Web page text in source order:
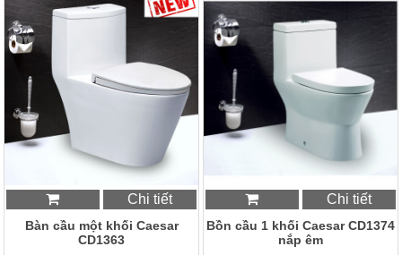
Chi tiết
Bàn cầu một khối Caesar
CD1363
Chi tiết
Bồn cầu 1 khối Caesar CD1374
nắp êm